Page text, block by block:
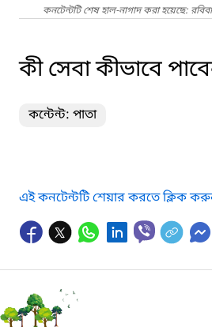
কনটেন্টটি শেষ হাল-নাগাদ করা হয়েছে:
কী সেবা কীভাবে
কন্টেন্ট: পাতা
এই কনটেন্টটি শেয়ার করতে ক্লিক